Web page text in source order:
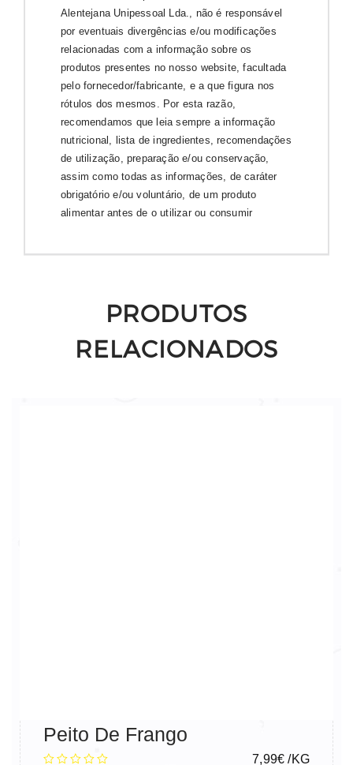
Alentejana Unipessoal Lda., não é responsável
por eventuais divergências e/ou modificações
relacionadas com a informação sobre os
produtos presentes no nosso website, facultada
pelo fornecedor/fabricante, e a que figura nos
rótulos dos mesmos. Por esta razão,
recomendamos que leia sempre a informação
nutricional, lista de ingredientes, recomendações
de utilização, preparação e/ou conservação,
assim como todas as informações, de caráter
obrigatório e/ou voluntário, de um produto
alimentar antes de o utilizar ou consumir
PRODUTOS
RELACIONADOS
Peito De Frango
7,99€ /KG